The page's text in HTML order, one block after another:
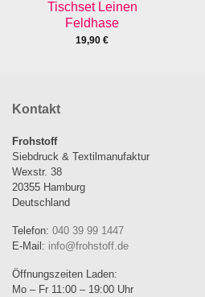
Tischset Leinen
Feldhase
19,90 €
Kontakt
Frohstoff
Siebdruck & Textilmanufaktur
Wexstr. 38
20355 Hamburg
Deutschland
Telefon: 040 39 99 1447
E-Mail: info@frohstoff.de
Öffnungszeiten Laden:
Mo – Fr 11:00 – 19:00 Uhr